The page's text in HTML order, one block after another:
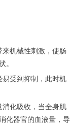
机械性刺激，使肠
。
受到抑制，此时机
化吸收，当全身肌
化器官的血液量，导